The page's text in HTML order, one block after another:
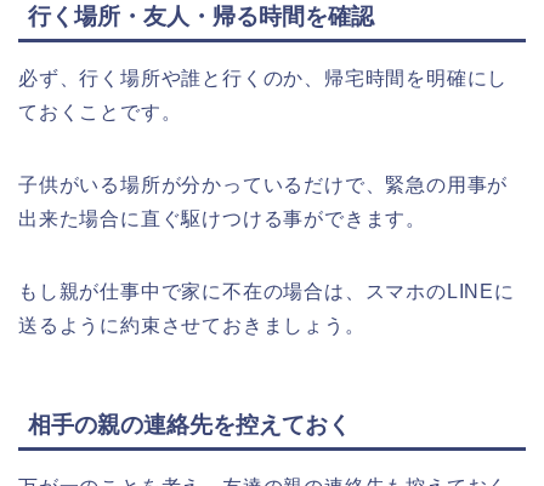
行く場所・友人・帰る時間を確認
必ず、行く場所や誰と行くのか、帰宅時間を明確にし
ておくことです。
子供がいる場所が分かっているだけで、緊急の用事が
出来た場合に直ぐ駆けつける事ができます。
もし親が仕事中で家に不在の場合は、スマホのLINEに
送るように約束させておきましょう。
相手の親の連絡先を控えておく